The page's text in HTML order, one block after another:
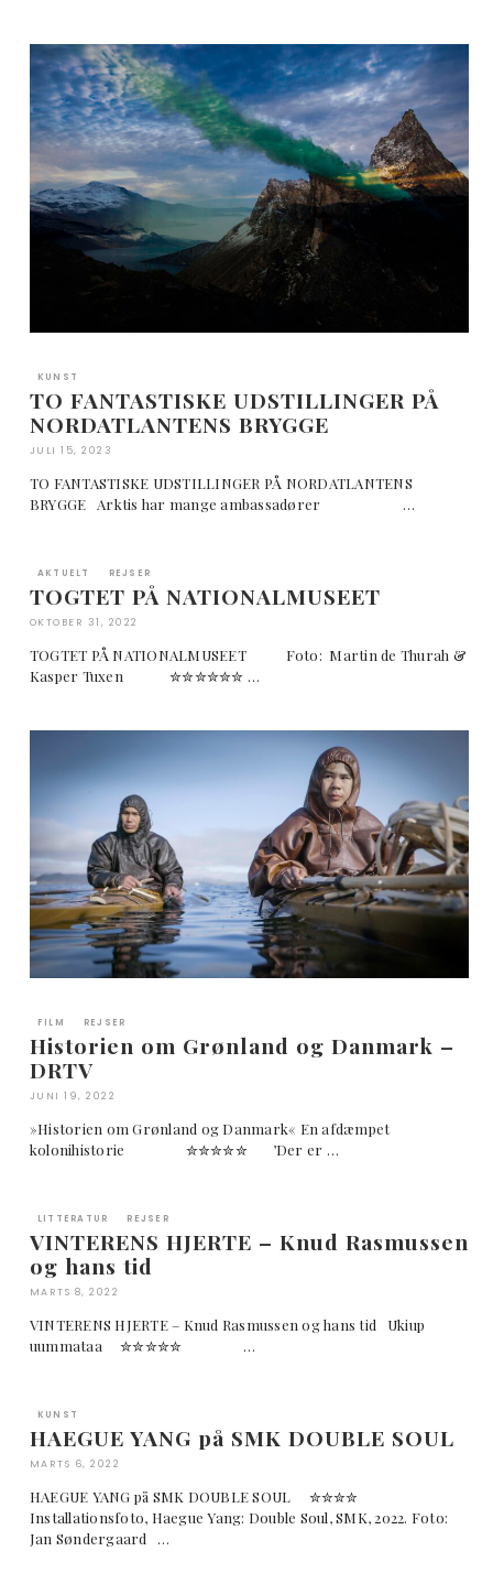
KUNST
TO FANTASTISKE UDSTILLINGER PÅ
NORDATLANTENS BRYGGE
JULI 15, 2023
TO FANTASTISKE UDSTILLINGER PÅ NORDATLANTENS
BRYGGE Arktis har mange ambassadører …
AKTUELT REJSER
TOGTET PÅ NATIONALMUSEET
OKTOBER 31, 2022
TOGTET PÅ NATIONALMUSEET Foto: Martin de Thurah &
Kasper Tuxen ✮✮✮✮✮✮ …
FILM REJSER
Historien om Grønland og Danmark –
DRTV
JUNI 19, 2022
»Historien om Grønland og Danmark« En afdæmpet
kolonihistorie ✮✮✮✮✮ ’Der er …
LITTERATUR REJSER
VINTERENS HJERTE – Knud Rasmussen
og hans tid
MARTS 8, 2022
VINTERENS HJERTE – Knud Rasmussen og hans tid Ukiup
uummataa ✮✮✮✮✮ …
KUNST
HAEGUE YANG på SMK DOUBLE SOUL
MARTS 6, 2022
HAEGUE YANG på SMK DOUBLE SOUL ✮✮✮✮
Installationsfoto, Haegue Yang: Double Soul, SMK, 2022. Foto:
Jan Søndergaard …